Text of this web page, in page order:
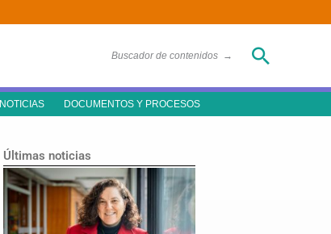
Buscador de contenidos → Buscar
NOTICIAS DOCUMENTOS Y PROCESOS
Últimas noticias